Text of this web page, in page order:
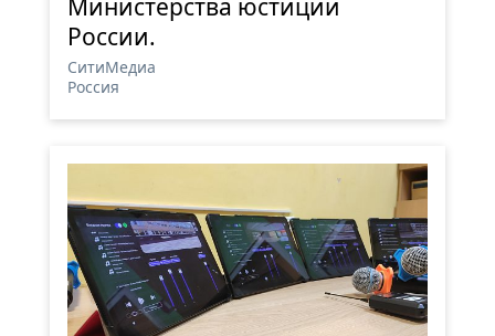
Министерства юстиции
России.
СитиМедиа
Россия